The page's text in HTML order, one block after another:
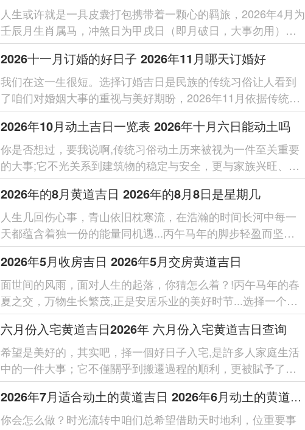
人生或许就是一具皮囊打包携带着一颗心的羁旅，2026年4月为
壬辰月生肖属马，冲煞日为甲戌日（即月破日，大事勿用），
选择装修开工的吉日；不独是传统文化...
2026十一月订婚的好日子 2026年11月哪天订婚好
我们在这一生很短。选择订婚吉日是民族的传统习俗让人看到
了咱们对婚姻大事的重视与美好期盼，2026年11月依据传统黄
历与五行命理有多天被认定...
2026年10月动土吉日一览表 2026年十月六日能动土吗
你是否想过，要我说啊,传统习俗动土历来被视为一件至关重要
的大事;它不光关系到建筑物的稳定与安全，更与家族兴旺、人
员平安息息相关，丙午马年之...
2026年的8月黄道吉日 2026年的8月8日是星期几
人生几回伤心事，青山依旧枕寒流，在浩瀚的时间长河中每一
天都蕴含着独一份的能量同机遇...丙午马年的脚步轻盈而坚定,
为各位带来了充斥活力的20...
2026年5月收房吉日 2026年5月交房黄道吉日
面世间的风雨，面对人生的起落，你猜怎么着？!丙午马年的春
夏之交，万物生长繁茂,正是安居乐业的美好时节...选择一个良
辰吉日进行收房交房，不单单是...
六月份入宅黄道吉日2026年 六月份入宅黄道吉日查询
希望是美好的，其实吧，择一個好日子入宅,是許多人家庭生活
中的一件大事；它不僅關乎到搬遷過程的順利，更被賦予了對
未來家庭生活幸福、安康的美好...
2026年7月适合动土的黄道吉日 2026年6月动土的黄道吉日
你会怎么做？时光流转中咱们总希望借助天时地利，位重要事